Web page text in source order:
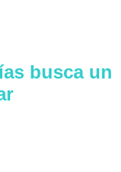
busca un